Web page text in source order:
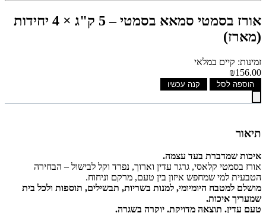
אורז בסמטי סמאא בסמטי – 5 ק"ג × 4 יחידות
(מארז)
זמינות: קיים במלאי
₪156.00
הוספה לסל קנה עכשיו
תיאור
איכות שמדברת בעד עצמה.
אורז בסמטי קלאסי, גרגר עדין וארוך, נפרד וקל לבישול – הבחירה
הטבעית למי שמחפש איזון בין טעם, מרקם וניחוח.
מושלם למטבח היומיומי, למנות בשריות, תבשילים, תוספות ולכל בית
שמעריך איכות.
טעם עדין. תוצאה מדויקת. יוקרה בשגרה.